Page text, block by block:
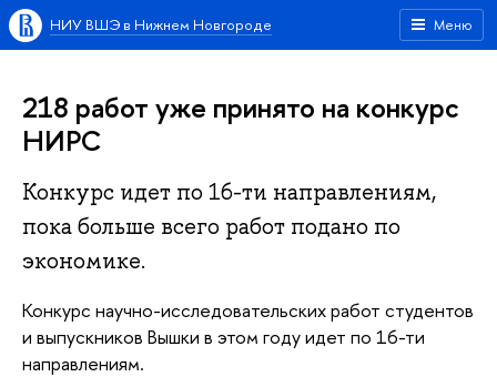
Меню
НИУ ВШЭ в Нижнем Новгороде
218 работ уже принято на конкурс
НИРС
Конкурс идет по 16-ти направлениям,
пока больше всего работ подано по
экономике.
Конкурс научно-исследовательских работ студентов
и выпускников Вышки в этом году идет по 16-ти
направлениям.